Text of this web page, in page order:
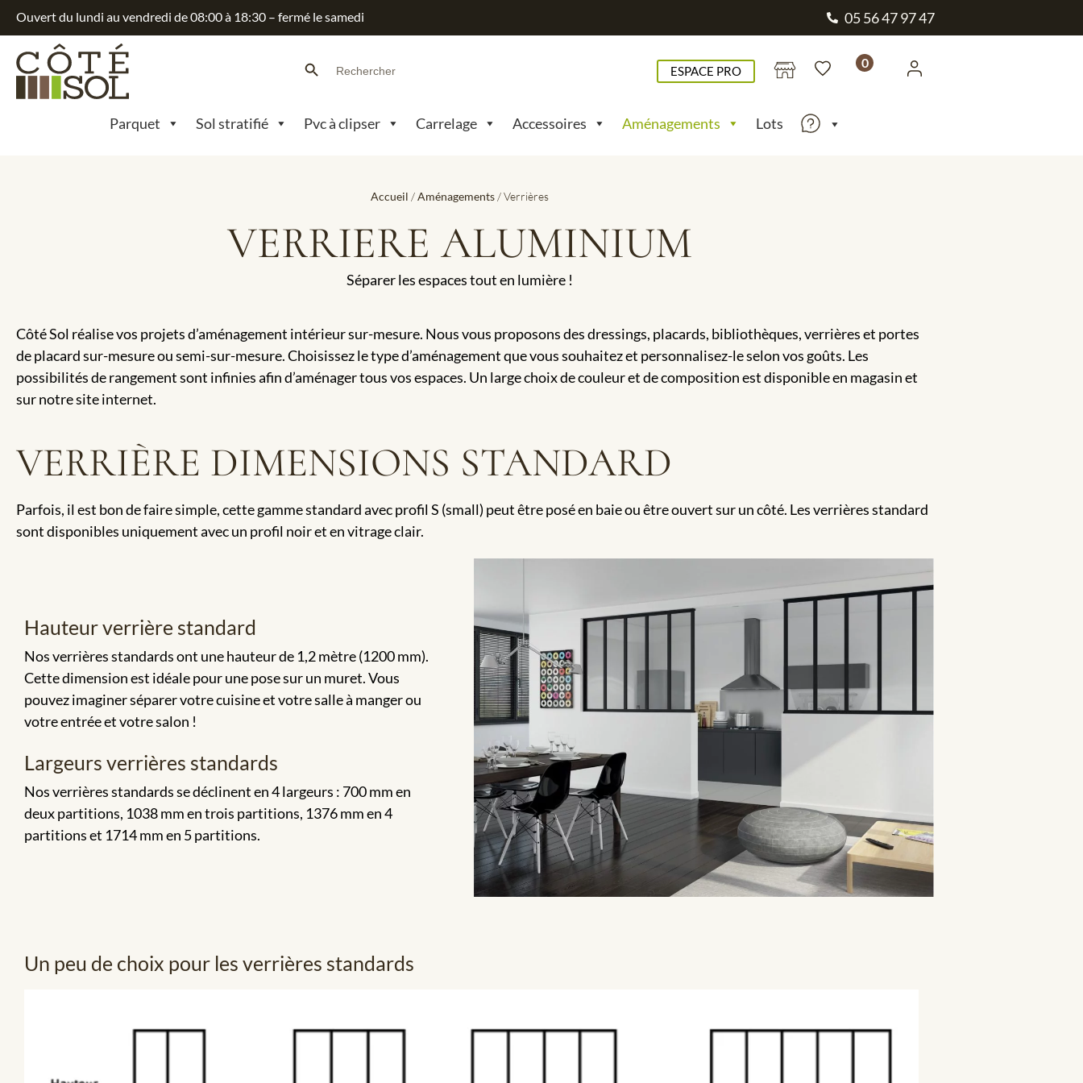
Ouvert du lundi au vendredi de 08:00 à 18:30 – fermé le samedi 05 56 47 97 47
Search
for:
ESPACE PRO
0
Parquet Sol stratifié Pvc à clipser Carrelage Accessoires Aménagements Lots
Accueil /Aménagements/ Verrières
VERRIERE ALUMINIUM
Séparer les espaces tout en lumière !
Côté Sol réalise vos projets d’aménagement intérieur sur-mesure. Nous vous proposons des dressings, placards, bibliothèques, verrières et portes
de placard sur-mesure ou semi-sur-mesure. Choisissez le type d’aménagement que vous souhaitez et personnalisez-le selon vos goûts. Les
possibilités de rangement sont infinies afin d’aménager tous vos espaces. Un large choix de couleur et de composition est disponible en magasin et
sur notre site internet.
VERRIÈRE DIMENSIONS STANDARD
Parfois, il est bon de faire simple, cette gamme standard avec profil S (small) peut être posé en baie ou être ouvert sur un côté. Les verrières standard
sont disponibles uniquement avec un profil noir et en vitrage clair.
Hauteur verrière standard
Nos verrières standards ont une hauteur de 1,2 mètre (1200 mm).
Cette dimension est idéale pour une pose sur un muret. Vous
pouvez imaginer séparer votre cuisine et votre salle à manger ou
votre entrée et votre salon !
Largeurs verrières standards
Nos verrières standards se déclinent en 4 largeurs : 700 mm en
deux partitions, 1038 mm en trois partitions, 1376 mm en 4
partitions et 1714 mm en 5 partitions.
Un peu de choix pour les verrières standards